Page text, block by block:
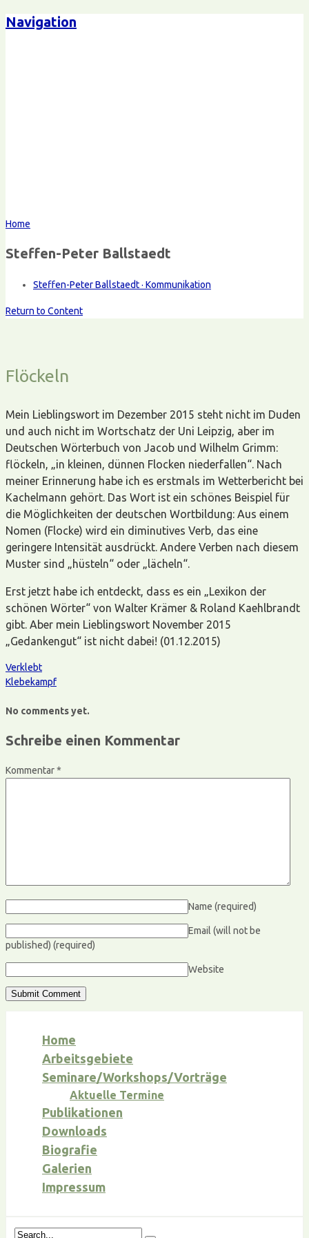
Navigation
Home
Steffen-Peter Ballstaedt
Steffen-Peter Ballstaedt · Kommunikation
Return to Content
Flöckeln
Mein Lieblingswort im Dezember 2015 steht nicht im Duden
und auch nicht im Wortschatz der Uni Leipzig, aber im
Deutschen Wörterbuch von Jacob und Wilhelm Grimm:
flöckeln, „in kleinen, dünnen Flocken niederfallen“. Nach
meiner Erinnerung habe ich es erstmals im Wetterbericht bei
Kachelmann gehört. Das Wort ist ein schönes Beispiel für
die Möglichkeiten der deutschen Wortbildung: Aus einem
Nomen (Flocke) wird ein diminutives Verb, das eine
geringere Intensität ausdrückt. Andere Verben nach diesem
Muster sind „hüsteln“ oder „lächeln“.
Erst jetzt habe ich entdeckt, dass es ein „Lexikon der
schönen Wörter“ von Walter Krämer & Roland Kaehlbrandt
gibt. Aber mein Lieblingswort November 2015
„Gedankengut“ ist nicht dabei! (01.12.2015)
Verklebt
Klebekampf
No comments yet.
Schreibe einen Kommentar
Kommentar*
Name (required)
Email (will not be
published) (required)
Website
Home
Arbeitsgebiete
Seminare/Workshops/Vorträge
Aktuelle Termine
Publikationen
Downloads
Biografie
Galerien
Impressum